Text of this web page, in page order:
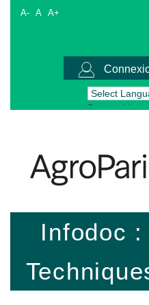
A- A A+
Powered by
Infodoc